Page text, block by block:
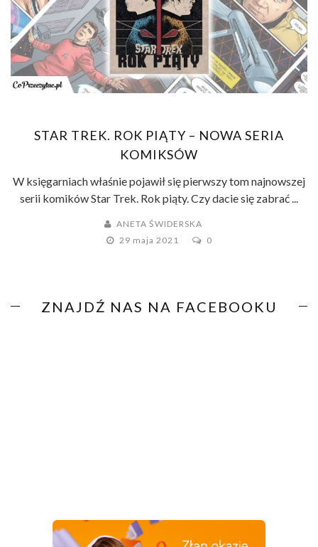
STAR TREK. ROK PIĄTY – NOWA SERIA
KOMIKSÓW
W księgarniach właśnie pojawił się pierwszy tom najnowszej
serii komików Star Trek. Rok piąty. Czy dacie się zabrać ...
ANETA ŚWIDERSKA
29 maja 2021
0
ZNAJDŹ NAS NA FACEBOOKU